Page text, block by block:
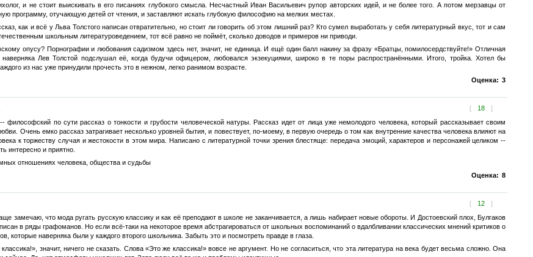
и не стоит выискивать в его писаниях глубокого смысла. Несчастный Иван Васильевич рупор авторских идей, и не более того. А потом мерзавцы от
программу, отучающую детей от чтения, и заставляют искать глубокую философию на мелких местах.
как и всё у Льва Толстого написан отвратительно, но стоит ли говорить об этом лишний раз? Кто сумел выработать у себя литературный вкус, тот и сам
школьным литературоведением, тот всё равно не поймёт, сколько доводов и примеров ни приводи.
опусу? Порнографии и любования садизмом здесь нет, значит, не единица. И ещё один балл накину за фразу «Братцы, помилосердствуйте!» Отличная
Лев Толстой подслушал её, когда будучи офицером, любовался экзекуциями, широко в те поры распространёнными. Итого, тройка. Хотел бы
из нас уже принудили прочесть это в нежном, легко ранимом возрасте.
Оценка: 3
[ 18 ]
философский по сути рассказ о тонкости и грубости человеческой натуры. Рассказ идет от лица уже немолодого человека, который рассказывает своим
Очень емко рассказ затрагивает несколько уровней бытия, и повествует, по-моему, в первую очередь о том как внутренние качества человека влияют на
к торжеству случая и жестокости в этом мира. Написано с литературной точки зрения блестяще: передача эмоций, характеров и персонажей целиком --
интересно и приятно.
отношениях человека, общества и судьбы
Оценка: 8
[ 12 ]
замечаю, что мода ругать русскую классику и как её преподают в школе не заканчивается, а лишь набирает новые обороты. И Достоевский плох, Булгаков
в ряды графоманов. Но если всё-таки на некоторое время абстрагироваться от школьных воспоминаний о вдалбливании классических мнений критиков о
которые наверняка были у каждого второго школьника. Забыть это и посмотреть правде в глаза.
значит, ничего не сказать. Слова «Это же классика!» вовсе не аргумент. Но не согласиться, что эта литература на века будет весьма сложно. Она